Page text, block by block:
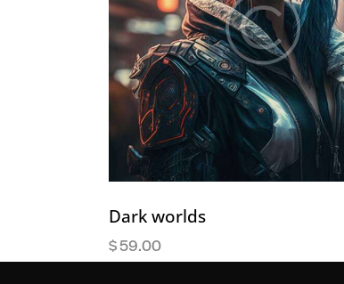
Dark worlds
$59.00